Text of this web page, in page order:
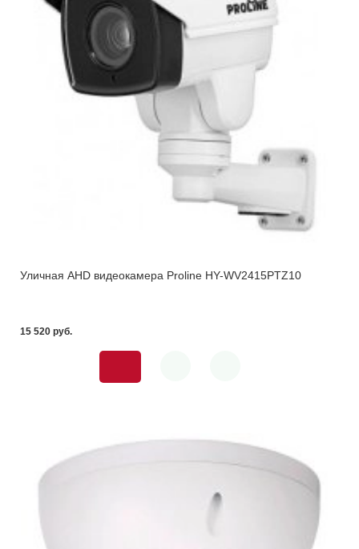
Уличная AHD видеокамера Proline HY-WV2415PTZ10
15 520 pуб.